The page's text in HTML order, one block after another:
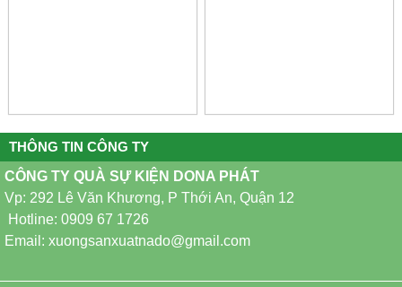
THÔNG TIN CÔNG TY
CÔNG TY QUÀ SỰ KIỆN DONA PHÁT
Vp: 292 Lê Văn Khương, P Thới An, Quận 12
Hotline: 0909 67 1726
Email: xuongsanxuatnado@gmail.com